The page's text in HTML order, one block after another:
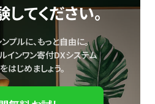
てください。
プルに、もっと自由に。
インワン寄付DXシステム
はじめましょう。